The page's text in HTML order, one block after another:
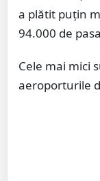
a plătit puțin
94.000 de
Cele mai mici
aeroporturile